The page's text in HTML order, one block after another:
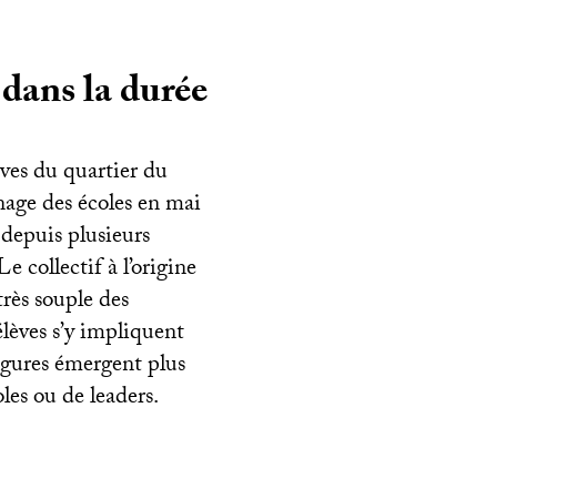
la durée
du quartier du
des écoles en mai
plusieurs
collectif à l’origine
souple des
s’y impliquent
émergent plus
ou de leaders.